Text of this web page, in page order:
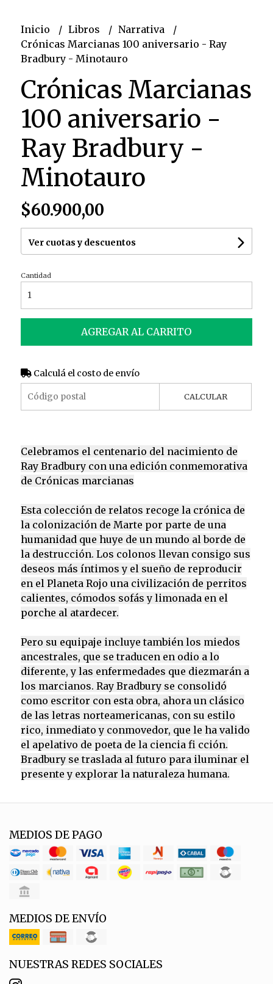
Inicio Libros
Narrativa
Crónicas Marcianas 100 aniversario - Ray
Bradbury - Minotauro
Crónicas Marcianas
100 aniversario -
Ray Bradbury -
Minotauro
$60.900,00
Ver cuotas y descuentos
Cantidad
AGREGAR AL CARRITO
Calculá el costo de envío
CALCULAR
Celebramos el centenario del nacimiento de
Ray Bradbury con una edición conmemorativa
de Crónicas marcianas
Esta colección de relatos recoge la crónica de
la colonización de Marte por parte de una
humanidad que huye de un mundo al borde de
la destrucción. Los colonos llevan consigo sus
deseos más íntimos y el sueño de reproducir
en el Planeta Rojo una civilización de perritos
calientes, cómodos sofás y limonada en el
porche al atardecer.
Pero su equipaje incluye también los miedos
ancestrales, que se traducen en odio a lo
diferente, y las enfermedades que diezmarán a
los marcianos. Ray Bradbury se consolidó
como escritor con esta obra, ahora un clásico
de las letras norteamericanas, con su estilo
rico, inmediato y conmovedor, que le ha valido
el apelativo de poeta de la ciencia fi cción.
Bradbury se traslada al futuro para iluminar el
presente y explorar la naturaleza humana.
MEDIOS DE PAGO
MEDIOS DE ENVÍO
NUESTRAS REDES SOCIALES